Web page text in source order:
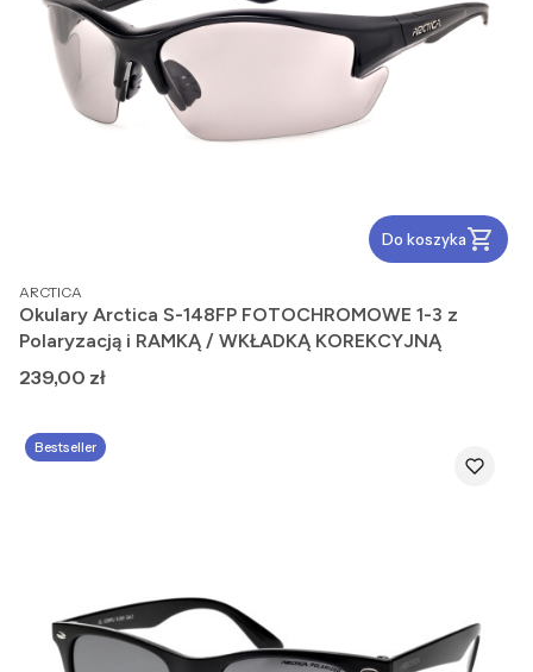
Do koszyka
PRODUCENT
ARCTICA
Okulary Arctica S-148FP FOTOCHROMOWE 1-3 z
Polaryzacją i RAMKĄ / WKŁADKĄ KOREKCYJNĄ
Cena
239,00 zł
Bestseller